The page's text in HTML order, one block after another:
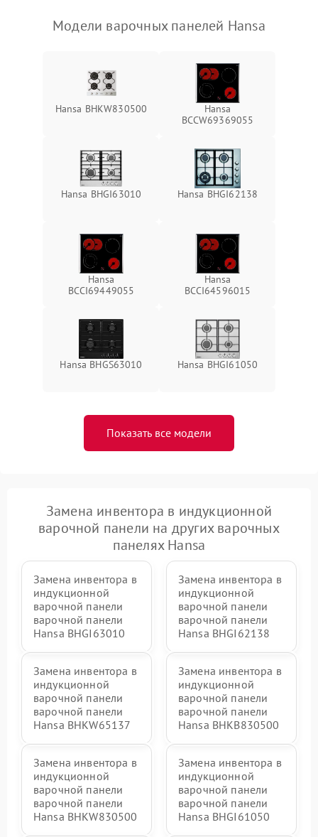
Модели варочных панелей Hansa
Hansa BHKW830500
Hansa
BCCW69369055
Hansa BHGI63010 Hansa BHGI62138
Hansa
BCCI69449055
Hansa
BCCI64596015
Hansa BHGS63010 Hansa BHGI61050
Показать все модели
Замена инвентора в индукционной
варочной панели на других варочных
панелях Hansa
Замена инвентора в
индукционной
варочной панели
варочной панели
Hansa BHGI63010
Замена инвентора в
индукционной
варочной панели
варочной панели
Hansa BHGI62138
Замена инвентора в
индукционной
варочной панели
варочной панели
Hansa BHKW65137
Замена инвентора в
индукционной
варочной панели
варочной панели
Hansa BHKB830500
Замена инвентора в
индукционной
варочной панели
варочной панели
Hansa BHKW830500
Замена инвентора в
индукционной
варочной панели
варочной панели
Hansa BHGI61050